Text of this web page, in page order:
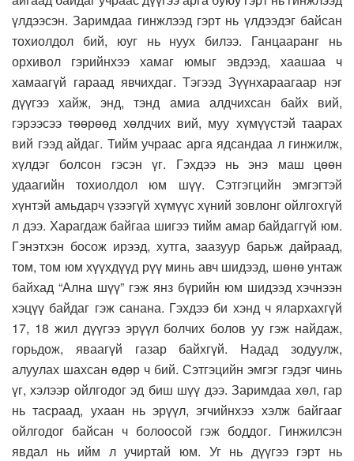
үлдээсэн. Заримдаа гинжлээд гэрт нь үлдээдэг байсан
тохиолдол бий, юуг нь нуух билээ. Ганцааранг нь
орхивол гэрийнхээ хамаг юмыг эвдээд, хаашаа ч
хамаагүй гараад явчихдаг. Тэгээд Зүүнхараагаар нэг
дүүгээ хайж, энд, тэнд амиа алдчихсан байх вий,
гэрээсээ төөрөөд хөлдчих вий, муу хүмүүстэй таарах
вий гээд айдаг. Тийм учраас арга ядсандаа л гинжилж,
хүлдэг болсон гэсэн үг. Гэхдээ нь энэ маш цөөн
удаагийн тохиолдол юм шүү. Сэтгэгцийн эмгэгтэй
хүнтэй амьдарч үзээгүй хүмүүс хүний зовлонг ойлгохгүй
л дээ. Харагдаж байгаа шигээ тийм амар байдаггүй юм.
Гэнэтхэн босож ирээд, хутга, заазуур барьж дайраад,
том, том юм хүүхдүүд рүү минь авч шидээд, шөнө унтаж
байхад “Ална шүү” гэж янз бүрийн юм шидээд хэчнээн
хэцүү байдаг гэж санана. Гэхдээ би хэнд ч ялархахгүй
17, 18 жил дүүгээ эрүүл болчих болов уу гэж найдаж,
горьдож, яваагүй газар байхгүй. Надад зодуулж,
алуулах шахсан өдөр ч бий. Сэтгэцийн эмгэг гэдэг чинь
үг, хэлээр ойлгодог эд биш шүү дээ. Заримдаа хөл, гар
нь тасраад, ухаан нь эрүүл, эгчийнхээ хэлж байгааг
ойлгодог байсан ч болоосой гэж боддог. Гинжилсэн
явдал нь ийм л учиртай юм. Уг нь дүүгээ гэрт нь